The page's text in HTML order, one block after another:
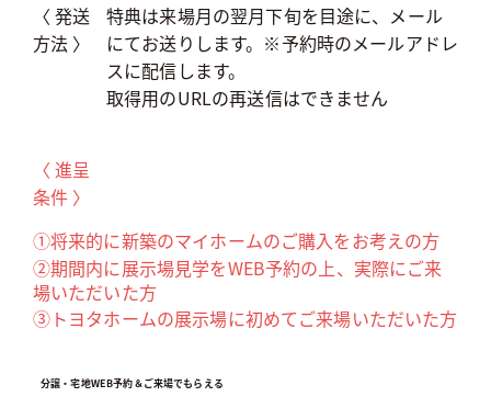
〈 発送
方法 〉
特典は来場月の翌月下旬を目途に、メール
にてお送りします。※予約時のメールアドレ
スに配信します。
取得用のURLの再送信はできません
〈 進呈
条件 〉
①将来的に新築のマイホームのご購入をお考えの方
②期間内に展示場見学をWEB予約の上、実際にご来
場いただいた方
③トヨタホームの展示場に初めてご来場いただいた方
分譲・宅地WEB予約＆ご来場でもらえる